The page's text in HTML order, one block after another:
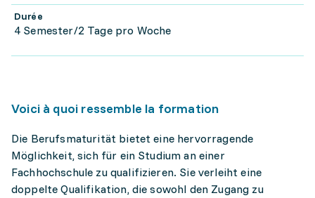
Durée
4 Semester/2 Tage pro Woche
Voici à quoi ressemble la formation
Die Berufsmaturität bietet eine hervorragende
Möglichkeit, sich für ein Studium an einer
Fachhochschule zu qualifizieren. Sie verleiht eine
doppelte Qualifikation, die sowohl den Zugang zu